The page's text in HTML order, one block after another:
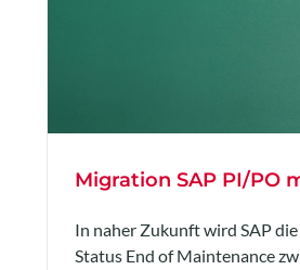
Migration SAP PI/PO
In naher Zukunft wird SAP
Status End of Maintenance